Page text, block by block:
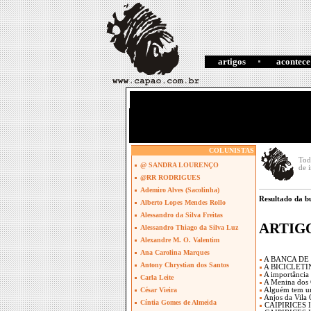
artigos acontece
COLUNISTAS
@ SANDRA LOURENÇO
@RR RODRIGUES
Ademiro Alves (Sacolinha)
Alberto Lopes Mendes Rollo
Alessandro da Silva Freitas
Alessandro Thiago da Silva Luz
Alexandre M. O. Valentim
Ana Carolina Marques
Antony Chrystian dos Santos
Carla Leite
César Vieira
Cíntia Gomes de Almeida
de
Resultado da
A BANCA DE
A
A
A Menina dos
Alguém tem
Anjos da Vila
CAIPIRICES